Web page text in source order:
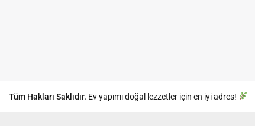
Tüm Hakları Saklıdır. Ev yapımı doğal lezzetler için en iyi adres!